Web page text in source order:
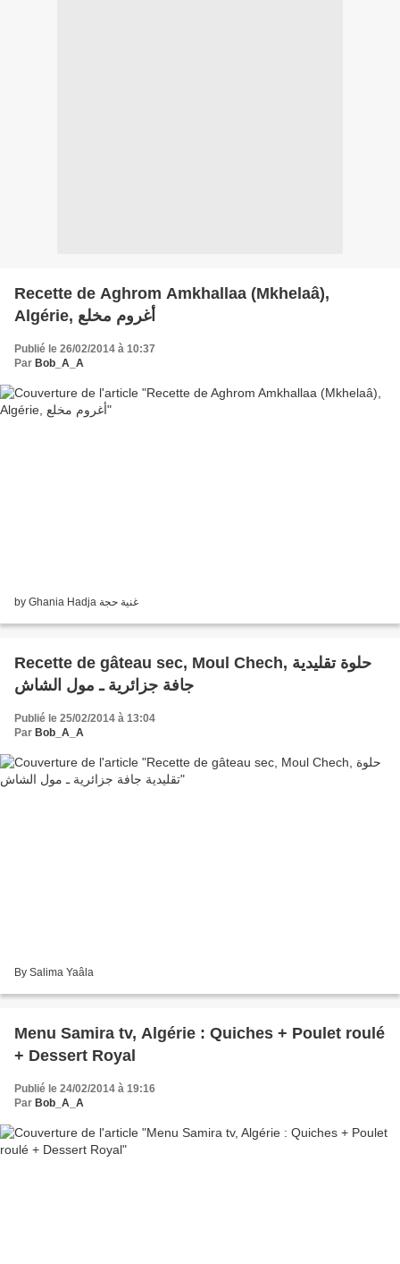
Recette de Aghrom Amkhallaa (Mkhelaâ),
Algérie, أغروم مخلع
Publié le 26/02/2014 à 10:37
Par Bob_A_A
by Ghania Hadja غنية حجة
Recette de gâteau sec, Moul Chech, حلوة تقليدية
جافة جزائرية ـ مول الشاش
Publié le 25/02/2014 à 13:04
Par Bob_A_A
By Salima Yaâla
Menu Samira tv, Algérie : Quiches + Poulet roulé
+ Dessert Royal
Publié le 24/02/2014 à 19:16
Par Bob_A_A